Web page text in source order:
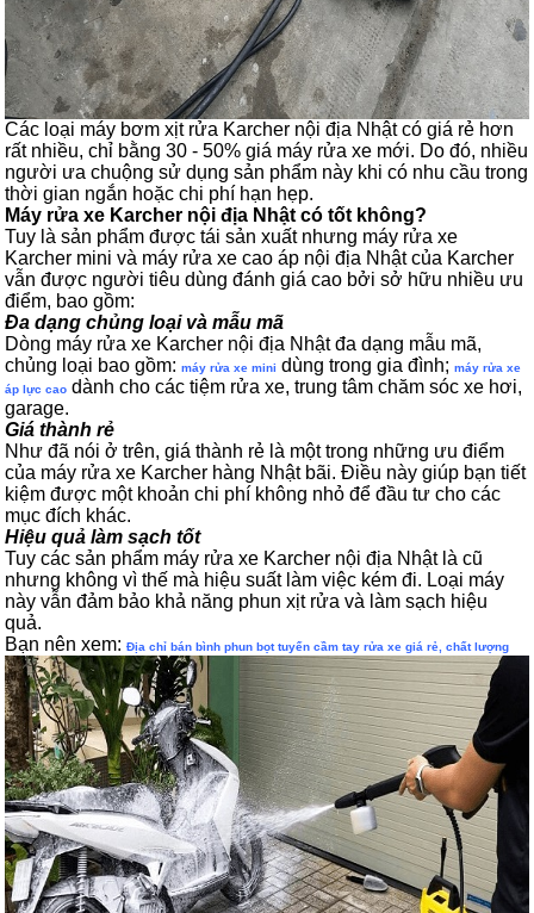
Các loại máy bơm xịt rửa Karcher nội địa Nhật có giá rẻ hơn
rất nhiều, chỉ bằng 30 - 50% giá máy rửa xe mới. Do đó, nhiều
người ưa chuộng sử dụng sản phẩm này khi có nhu cầu trong
thời gian ngắn hoặc chi phí hạn hẹp.
Máy rửa xe Karcher nội địa Nhật có tốt không?
Tuy là sản phẩm được tái sản xuất nhưng máy rửa xe
Karcher mini và máy rửa xe cao áp nội địa Nhật của Karcher
vẫn được người tiêu dùng đánh giá cao bởi sở hữu nhiều ưu
điểm, bao gồm:
Đa dạng chủng loại và mẫu mã
Dòng máy rửa xe Karcher nội địa Nhật đa dạng mẫu mã,
chủng loại bao gồm:máy rửa xe mini dùng trong gia đình;máy rửa xe
áp lực cao dành cho các tiệm rửa xe, trung tâm chăm sóc xe hơi,
garage.
Giá thành rẻ
Như đã nói ở trên, giá thành rẻ là một trong những ưu điểm
của máy rửa xe Karcher hàng Nhật bãi. Điều này giúp bạn tiết
kiệm được một khoản chi phí không nhỏ để đầu tư cho các
mục đích khác.
Hiệu quả làm sạch tốt
Tuy các sản phẩm máy rửa xe Karcher nội địa Nhật là cũ
nhưng không vì thế mà hiệu suất làm việc kém đi. Loại máy
này vẫn đảm bảo khả năng phun xịt rửa và làm sạch hiệu
quả.
Bạn nên xem:Địa chỉ bán bình phun bọt tuyến cầm tay rửa xe giá rẻ, chất lượng